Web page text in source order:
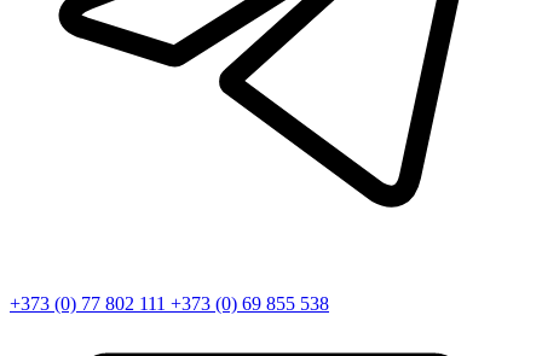
+373 (0) 77 802 111 +373 (0) 69 855 538